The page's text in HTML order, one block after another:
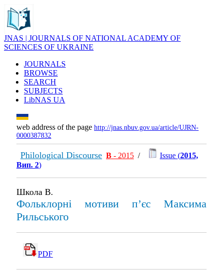
JNAS | JOURNALS OF NATIONAL ACADEMY OF
SCIENCES OF UKRAINE
JOURNALS
BROWSE
SEARCH
SUBJECTS
LibNAS UA
web address of the page http://jnas.nbuv.gov.ua/article/UJRN-
0000387832
Philological Discourse В - 2015 / Issue (2015,
Вип. 2)
Школа В.
Фольклорні мотиви пʼєс Максима
Рильського
PDF